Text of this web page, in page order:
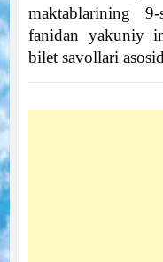
maktablarining
fanidan yakuniy
bilet savollari